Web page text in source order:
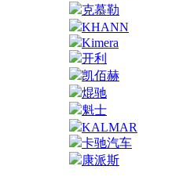
克慕勒
KHANN
Kimera
开利
凯佰赫
焜驰
魁士
KALMAR
卡驰汽车
康派斯